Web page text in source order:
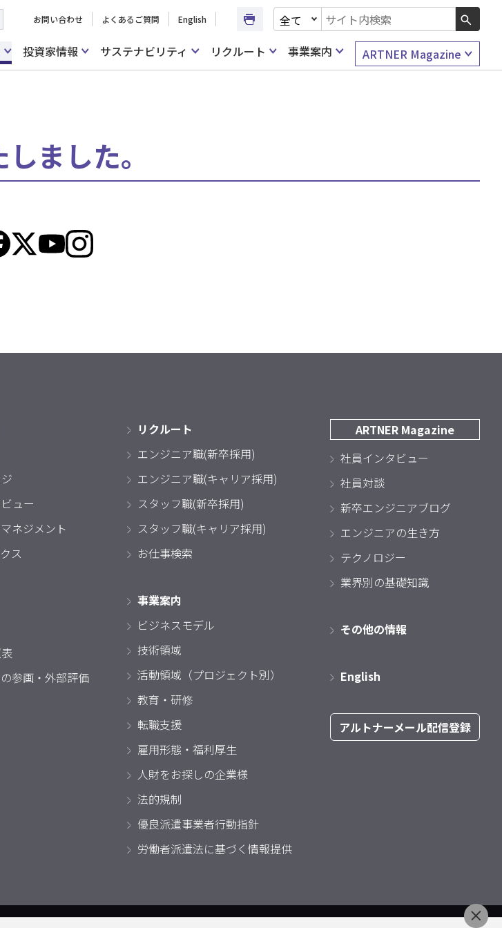
お問い合わせ よくあるご質問 English
文書種別を選択
検索キーワード入力
投資家情報 サステナビリティ リクルート 事業案内 ARTNER Magazine
ました。
ュー
ネジメント
ス
参画・外部評価
リクルート
エンジニア職(新卒採用)
エンジニア職(キャリア採用)
スタッフ職(新卒採用)
スタッフ職(キャリア採用)
お仕事検索
事業案内
ビジネスモデル
技術領域
活動領域（プロジェクト別）
教育・研修
転職支援
雇用形態・福利厚生
人財をお探しの企業様
法的規制
優良派遣事業者行動指針
労働者派遣法に基づく情報提供
ARTNER Magazine
社員インタビュー
社員対談
新卒エンジニアブログ
エンジニアの生き方
テクノロジー
業界別の基礎知識
その他の情報
English
アルトナーメール配信登録